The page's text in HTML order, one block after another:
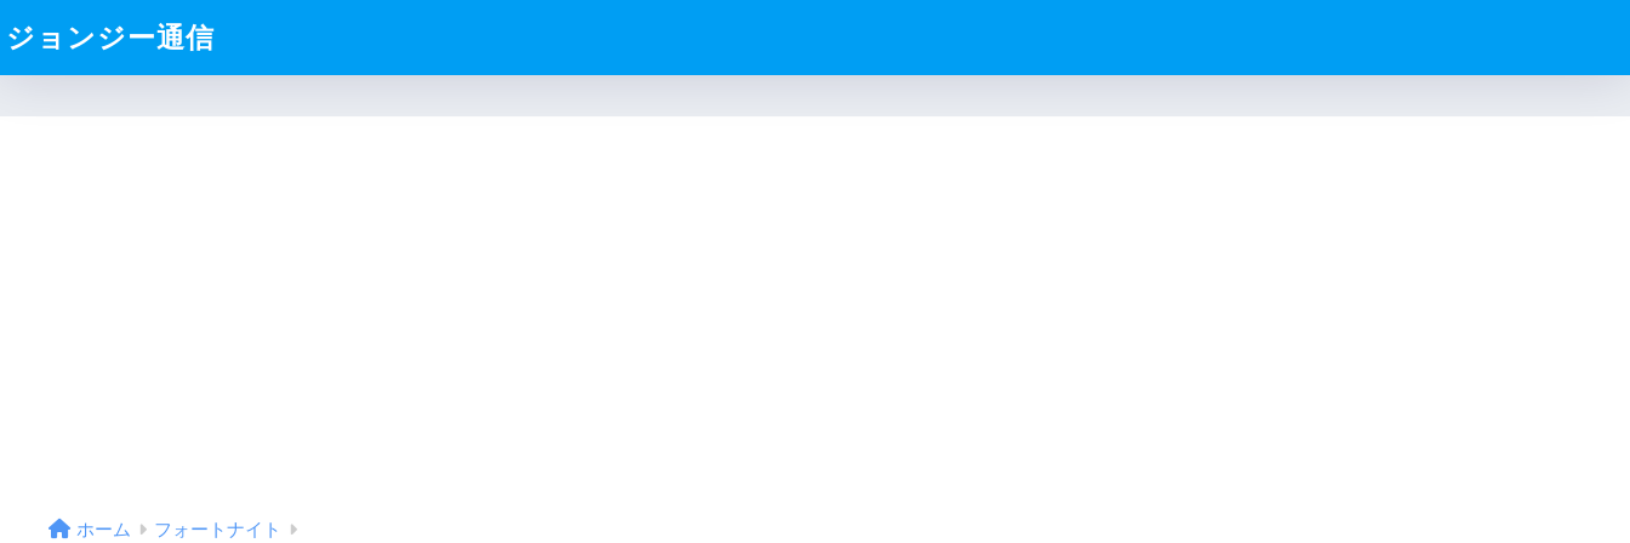
ジョンジー通信
ホーム フォートナイト